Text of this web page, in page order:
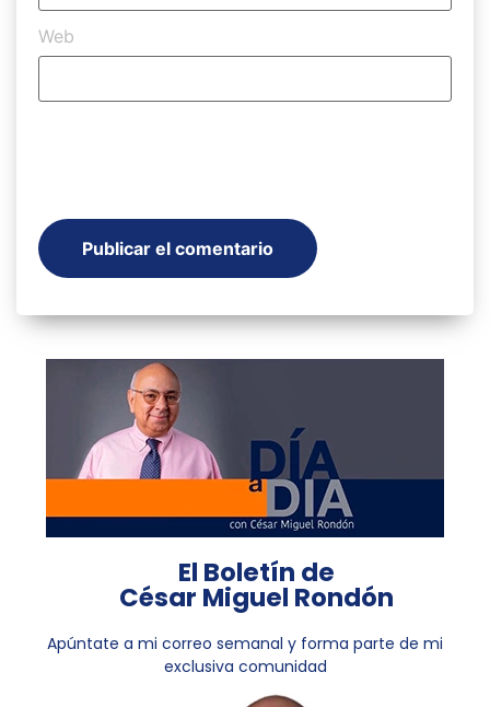
Web
El Boletín de
César Miguel Rondón
Apúntate a mi correo semanal y forma parte de mi
exclusiva comunidad